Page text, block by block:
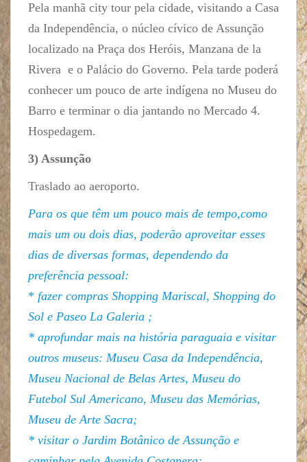
Pela manhã city tour pela cidade, visitando a Casa
da Independência, o núcleo cívico de Assunção
localizado na Praça dos Heróis, Manzana de la
Rivera e o Palácio do Governo. Pela tarde poderá
conhecer um pouco de arte indígena no Museu do
Barro e terminar o dia jantando no Mercado 4.
Hospedagem.
3) Assunção
Traslado ao aeroporto.
Para os que têm um pouco mais de tempo,como
mais um ou dois dias, poderão aproveitar esses
dias de diversas formas, dependendo da
preferência pessoal:
* fazer compras Shopping Mariscal, Shopping do
Sol e Paseo La Galeria ;
* aprofundar mais na história paraguaia e visitar
outros museus: Museu Casa da Independência,
Museu Nacional de Belas Artes, Museu do
Futebol Sul Americano, Museu das Memórias,
Museu de Arte Sacra;
* visitar o Jardim Botânico de Assunção e